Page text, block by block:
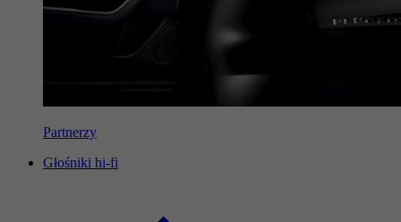
Partnerzy
Głośniki hi-fi